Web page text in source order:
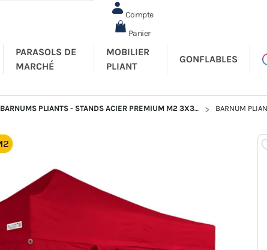
Compte
Panier
PARASOLS DE
MARCHÉ
MOBILIER
PLIANT
GONFLABLES
BARNUMS PLIANTS - STANDS ACIER PREMIUM M2 3X3M BARNUM